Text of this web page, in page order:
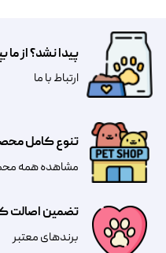
تضمین اصالت
​​برندهای معتبر​​​​​​​
تنوع کامل
مشاهده همه
پیدا نشد؟ از
​​​ارتباط با ما